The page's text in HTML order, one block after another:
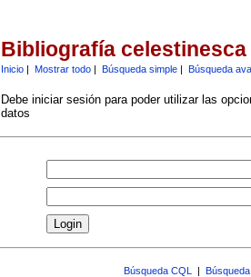
Bibliografía celestinesca
Inicio| Mostrar todo| Búsqueda simple| Búsqueda
Debe iniciar sesión para poder utilizar las
datos
Búsqueda CQL |